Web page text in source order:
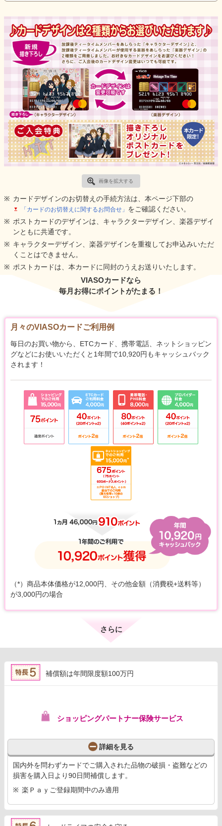
画像を拡大する
カードデザインのお切替えの手続方法は、本ページ下部の
「カードのお切替えに関するお問合せ」 をご確認ください。
ポストカードのデザインは、キャラクターデザイン、楽器デザイ
ンともに共通です。
キャラクターデザイン、楽器デザインを重複してお申込みいただ
くことはできません。
ポストカードは、本カードに同封のうえお送りいたします。
VIASOカードなら
毎月お得にポイントがたまる！
月々のVIASOカードご利用例
毎日のお買い物から、ETCカード、携帯電話、ネットショッピン
グなどにお使いいただくと1年間で10,920円もキャッシュバック
されます！
（*）商品本体価格が12,000円、その他金額（消費税+送料等）
が3,000円の場合
さらに
補償額は年間限度額100万円
ショッピングパートナー保険サービス
詳細を見る
国内外を問わずカードでご購入された品物の破損・盗難などの
損害を購入日より90日間補償します。
楽Ｐａｙご登録期間中のみ適用